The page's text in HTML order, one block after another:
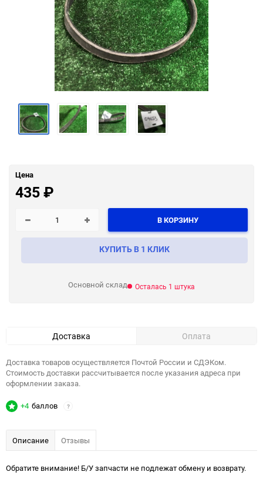
Цена
435₽
В КОРЗИНУ
КУПИТЬ В 1 КЛИК
Основной склад Осталась 1 штука
Доставка Оплата
Доставка товаров осуществляется Почтой России и СДЭКом.
Стоимость доставки рассчитывается после указания адреса при
оформлении заказа.
+4 баллов ?
Описание Отзывы
Обратите внимание! Б/У запчасти не подлежат обмену и возврату.